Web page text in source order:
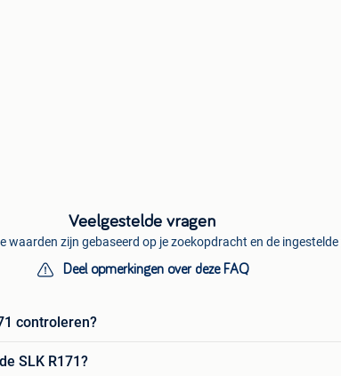
Veelgestelde vragen
waarden zijn gebaseerd op je zoekopdracht en de
Deel opmerkingen over deze FAQ
controleren?
SLK R171?